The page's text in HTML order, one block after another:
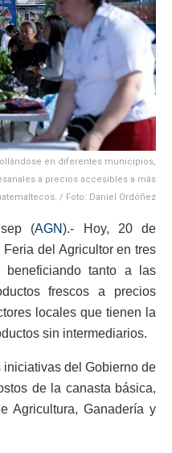
en diferentes municipios,
a precios accesibles a más
/ Foto: Daniel Ordóñez
(AGN).- Hoy, 20 de
del Agricultor en tres
beneficiando tanto a las
frescos a precios
locales que tienen la
sin intermediarios.
iniciativas del Gobierno de
de la canasta básica,
Agricultura, Ganadería y